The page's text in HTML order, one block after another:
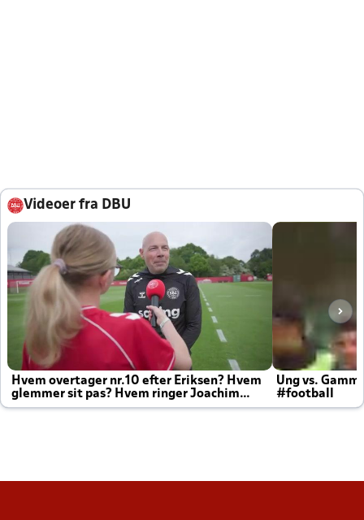
Videoer fra DBU
Hvem overtager nr.10 efter Eriksen? Hvem
glemmer sit pas? Hvem ringer Joachim
altid til efter kampe?
Ung vs.
#football